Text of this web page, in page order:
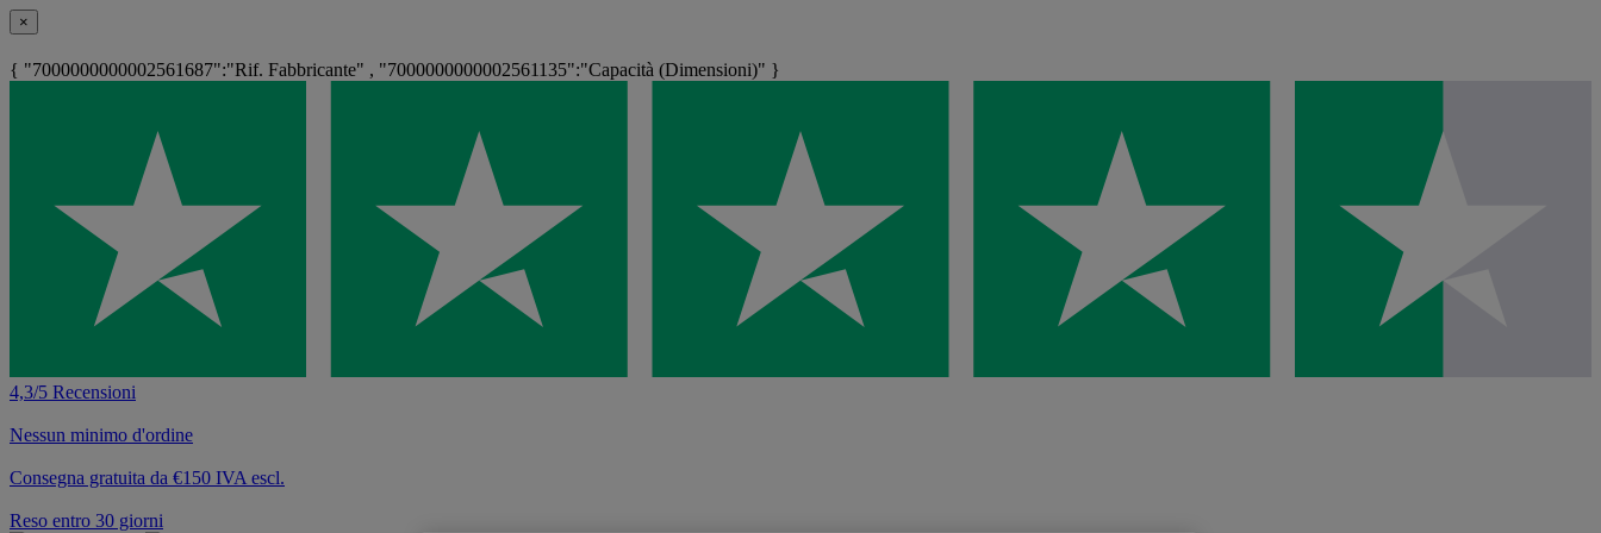
×
{ "7000000000002561687":"Rif. Fabbricante" , "7000000000002561135":"Capacità (Dimensioni)" }
4,3/5 Recensioni
Nessun minimo d'ordine
Consegna gratuita da €150 IVA escl.
Reso entro 30 giorni